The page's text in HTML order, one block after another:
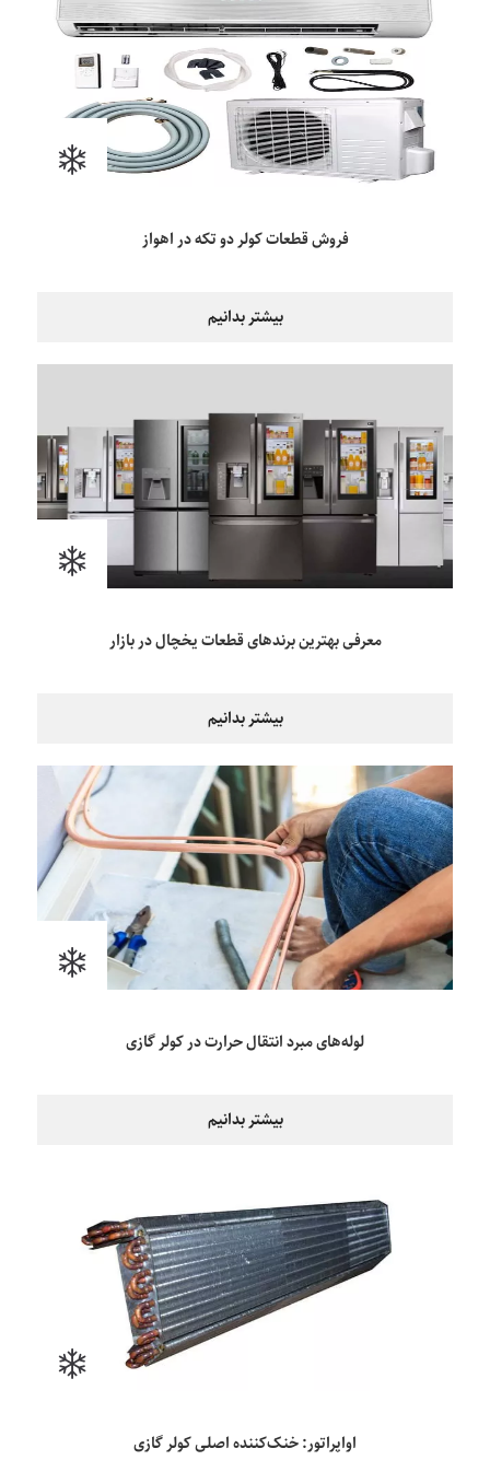
فروش قطعات کولر دو تکه در اهواز
بیشتر بدانیم
معرفی بهترین برندهای قطعات یخچال در بازار
بیشتر بدانیم
لوله‌های مبرد انتقال حرارت در کولر گازی
بیشتر بدانیم
اواپراتور: خنک‌کننده اصلی کولر گازی